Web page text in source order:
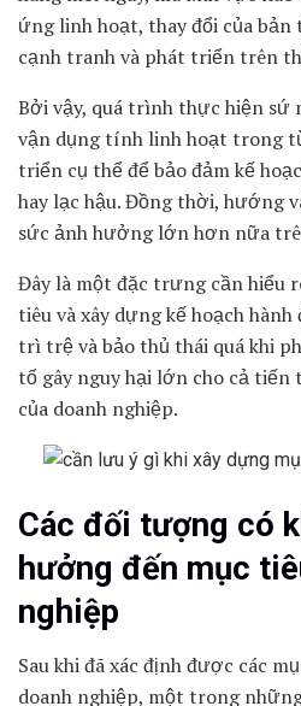
ứng linh hoạt, thay đổi của bản
cạnh tranh và phát triển trên
Bởi vậy, quá trình thực hiện sứ
vận dụng tính linh hoạt trong
triển cụ thể để bảo đảm kế
hay lạc hậu. Đồng thời, hướng
sức ảnh hưởng lớn hơn nữa
Đây là một đặc trưng cần hiểu
tiêu và xây dựng kế hoạch hành
trì trệ và bảo thủ thái quá khi
tố gây nguy hại lớn cho cả tiến
của doanh nghiệp.
Các đối tượng có
hưởng đến mục
nghiệp
Sau khi đã xác định được các
doanh nghiệp, một trong